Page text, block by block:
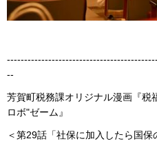
--
芳賀町税務課オリジナル漫画『税
ロボ"ゼーム』
＜第29話「社保に加入したら国保